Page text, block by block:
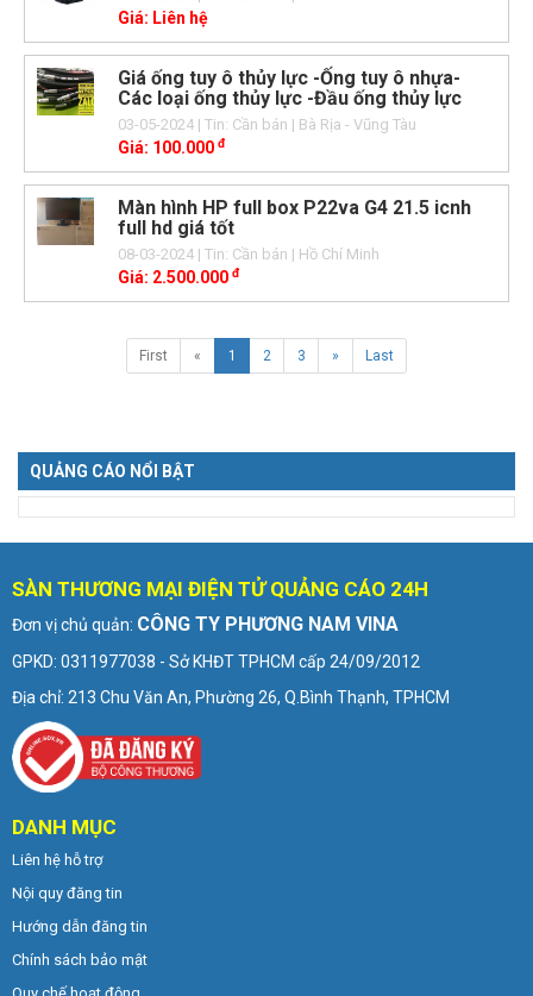
Giá: Liên hệ
Giá ống tuy ô thủy lực -Ống tuy ô nhựa-
Các loại ống thủy lực -Đầu ống thủy lực
03-05-2024| Tin: Cần bán | Bà Rịa - Vũng Tàu
Giá: 100.000 đ
Màn hình HP full box P22va G4 21.5 icnh
full hd giá tốt
08-03-2024| Tin: Cần bán | Hồ Chí Minh
Giá: 2.500.000 đ
First « 1 2 3 » Last
QUẢNG CÁO NỔI BẬT
SÀN THƯƠNG MẠI ĐIỆN TỬ QUẢNG CÁO 24H
Đơn vị chủ quản: CÔNG TY PHƯƠNG NAM VINA
GPKD: 0311977038 - Sở KHĐT TPHCM cấp 24/09/2012
Địa chỉ: 213 Chu Văn An, Phường 26, Q.Bình Thạnh, TPHCM
DANH MỤC
Liên hệ hỗ trợ
Nội quy đăng tin
Hướng dẫn đăng tin
Chính sách bảo mật